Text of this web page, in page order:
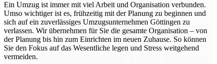
Ein Umzug ist immer mit viel Arbeit und Organisation verbunden.
Umso wichtiger ist es, frühzeitig mit der Planung zu beginnen und
sich auf ein zuverlässiges Umzugsunternehmen Göttingen zu
verlassen. Wir übernehmen für Sie die gesamte Organisation – von
der Planung bis hin zum Einrichten im neuen Zuhause. So können
Sie den Fokus auf das Wesentliche legen und Stress weitgehend
vermeiden.